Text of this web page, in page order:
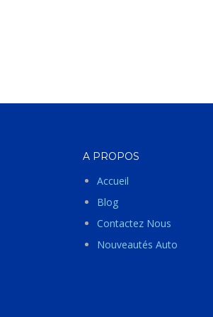
A PROPOS
Accueil
Blog
Contactez Nous
Nouveautés Auto